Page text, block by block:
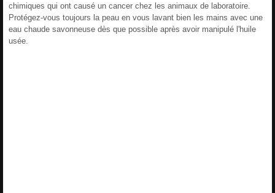
chimiques qui ont causé un cancer chez les animaux de laboratoire.
Protégez-vous toujours la peau en vous lavant bien les mains avec une
eau chaude savonneuse dès que possible après avoir manipulé l'huile
usée.